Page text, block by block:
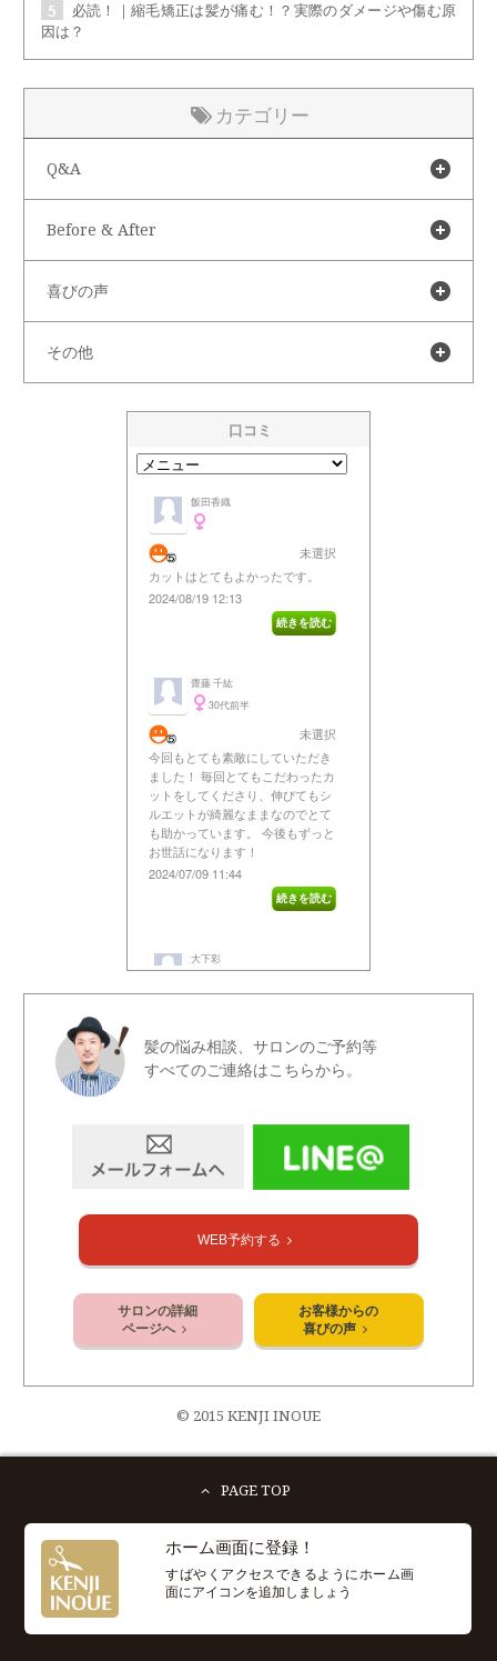
必読！｜縮毛矯正は髪が痛む！？実際のダメージや傷む原
因は？
カテゴリー
Q&A
Before & After
喜びの声
その他
髪の悩み相談、サロンのご予約等
すべてのご連絡はこちらから。
WEB予約する
サロンの詳細
ページへ
お客様からの
喜びの声
© 2015 KENJI INOUE
PAGE TOP
ホーム画面に登録！
すばやくアクセスできるようにホーム画
面にアイコンを追加しましょう